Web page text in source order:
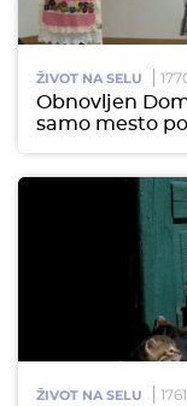
ŽIVOT NA SELU
Obnovljen
samo mesto
ŽIVOT NA SELU